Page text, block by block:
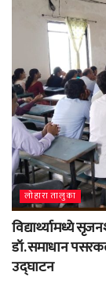
लोहारा तालुका
विद्यार्थ्यामध्ये
डॉ. समाधान
उद्घाटन